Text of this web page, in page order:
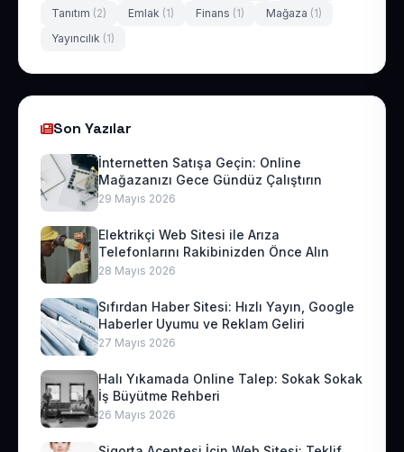
Tanıtım (2) Emlak (1) Finans (1) Mağaza (1)
Yayıncılık (1)
Son Yazılar
İnternetten Satışa Geçin: Online
Mağazanızı Gece Gündüz Çalıştırın
29 Mayıs 2026
Elektrikçi Web Sitesi ile Arıza
Telefonlarını Rakibinizden Önce Alın
28 Mayıs 2026
Sıfırdan Haber Sitesi: Hızlı Yayın, Google
Haberler Uyumu ve Reklam Geliri
27 Mayıs 2026
Halı Yıkamada Online Talep: Sokak Sokak
İş Büyütme Rehberi
26 Mayıs 2026